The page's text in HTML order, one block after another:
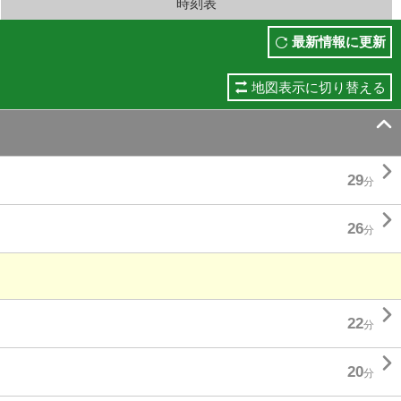
時刻表
最新情報に更新
地図表示に切り替える

29分 
26分 
22分 
20分 